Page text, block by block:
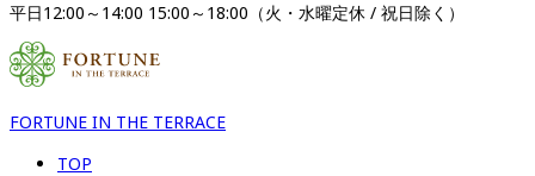
平日12:00～14:00 15:00～18:00（火・水曜定休 / 祝日除く）
FORTUNE IN THE TERRACE
TOP